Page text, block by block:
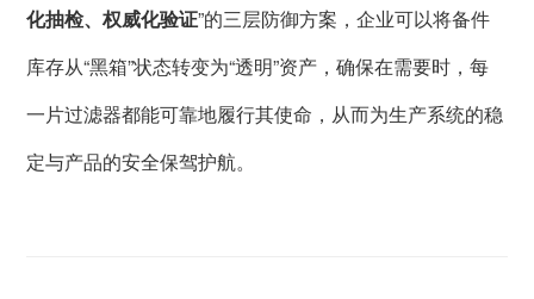
化抽检、权威化验证”的三层防御方案，企业可以将备件
库存从“黑箱”状态转变为“透明”资产，确保在需要时，每
一片过滤器都能可靠地履行其使命，从而为生产系统的稳
定与产品的安全保驾护航。